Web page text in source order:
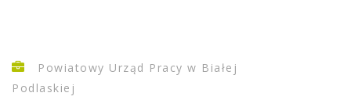
Powiatowy Urząd Pracy w Białej
Podlaskiej